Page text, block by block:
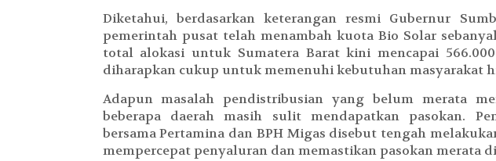
Diketahui, berdasarkan keterangan resmi Gubernur
pemerintah pusat telah menambah kuota Bio Solar
total alokasi untuk Sumatera Barat kini mencapai
diharapkan cukup untuk memenuhi kebutuhan masyarakat
Adapun masalah pendistribusian yang belum merata
beberapa daerah masih sulit mendapatkan pasokan.
bersama Pertamina dan BPH Migas disebut tengah
mempercepat penyaluran dan memastikan pasokan merata